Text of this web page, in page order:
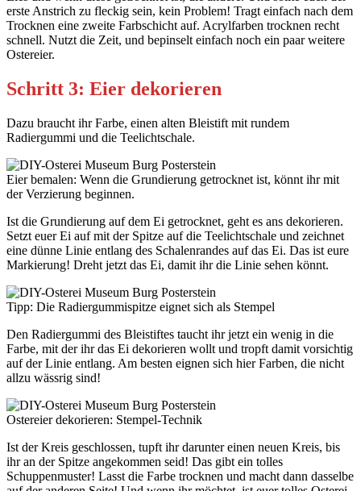
erste Anstrich zu fleckig sein, kein Problem! Tragt einfach nach dem
Trocknen eine zweite Farbschicht auf. Acrylfarben trocknen recht
schnell. Nutzt die Zeit, und bepinselt einfach noch ein paar weitere
Ostereier.
Schritt 3: Eier dekorieren
Dazu braucht ihr Farbe, einen alten Bleistift mit rundem
Radiergummi und die Teelichtschale.
Eier bemalen: Wenn die Grundierung getrocknet ist, könnt ihr mit
der Verzierung beginnen.
Ist die Grundierung auf dem Ei getrocknet, geht es ans dekorieren.
Setzt euer Ei auf mit der Spitze auf die Teelichtschale und zeichnet
eine dünne Linie entlang des Schalenrandes auf das Ei. Das ist eure
Markierung! Dreht jetzt das Ei, damit ihr die Linie sehen könnt.
Tipp: Die Radiergummispitze eignet sich als Stempel
Den Radiergummi des Bleistiftes taucht ihr jetzt ein wenig in die
Farbe, mit der ihr das Ei dekorieren wollt und tropft damit vorsichtig
auf der Linie entlang. Am besten eignen sich hier Farben, die nicht
allzu wässrig sind!
Ostereier dekorieren: Stempel-Technik
Ist der Kreis geschlossen, tupft ihr darunter einen neuen Kreis, bis
ihr an der Spitze angekommen seid! Das gibt ein tolles
Schuppenmuster! Lasst die Farbe trocknen und macht dann dasselbe